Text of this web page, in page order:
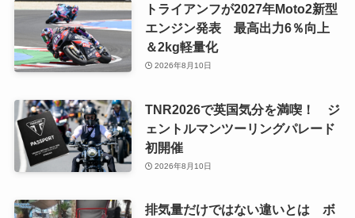
トライアンフが2027年Moto2新型
エンジン発表 最高出力6％向上
＆2kg軽量化
2026年8月10日
TNR2026で英国気分を満喫！ ジ
ェントルマンツーリングパレード
初開催
2026年8月10日
排気量だけではない違いとは ボ